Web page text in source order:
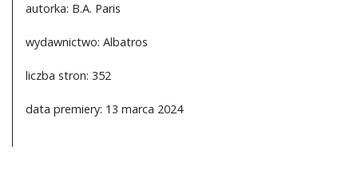
autorka: B.A. Paris
wydawnictwo: Albatros
liczba stron: 352
data premiery: 13 marca 2024